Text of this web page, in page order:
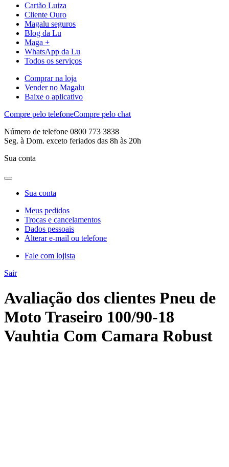
Cartão Luiza
Cliente Ouro
Magalu seguros
Blog da Lu
Maga +
WhatsApp da Lu
Todos os serviços
Comprar na loja
Vender no Magalu
Baixe o aplicativo
Compre pelo telefoneCompre pelo chat
Número de telefone 0800 773 3838
Seg. à Dom. exceto feriados das 8h às 20h
Sua conta
Sua conta
Meus pedidos
Trocas e cancelamentos
Dados pessoais
Alterar e-mail ou telefone
Fale com lojista
Sair
Avaliação dos clientes Pneu de
Moto Traseiro 100/90-18
Vauhtia Com Camara Robust